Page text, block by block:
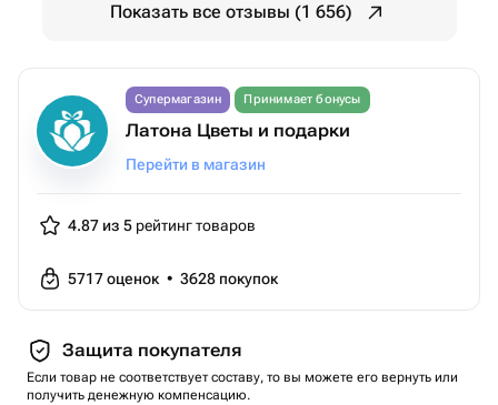
Показать все отзывы (1 656)
Супермагазин Принимает бонусы
Латона Цветы и подарки
Перейти в магазин
4.87 из 5 рейтинг товаров
5717оценок • 3628 покупок
Защита покупателя
Если товар не соответствует составу, то вы можете его вернуть или
получить денежную компенсацию.